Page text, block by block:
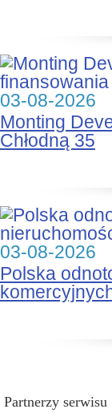
03-08-2026
Monting
Chłodną 35
03-08-2026
Polska
Partnerzy serwisu